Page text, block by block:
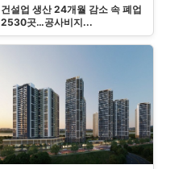
건설업 생산 24개월 감소 속 폐업
2530곳…공사비지...